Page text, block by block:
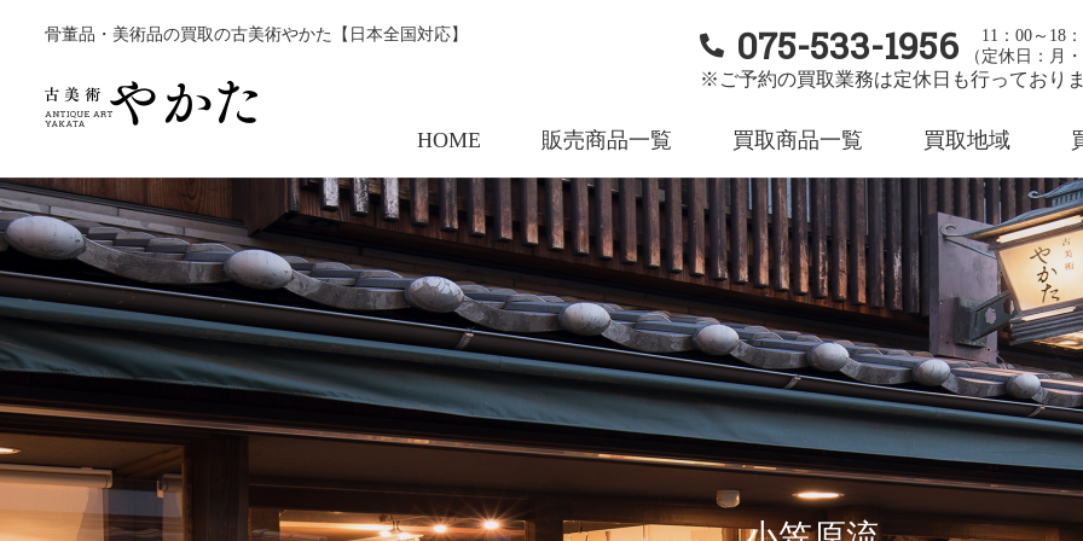
骨董品・美術品の買取の古美術やかた【日本全国対応】 075-533-1956
11：00～18
（定休日：月
※ご予約の買取業務は定休日も行っており
HOME 販売商品一覧 買取商品一覧 買取地域